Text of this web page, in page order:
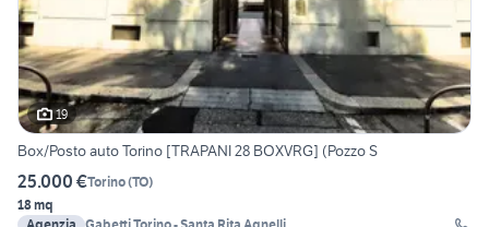
19
Box/Posto auto Torino [TRAPANI 28 BOXVRG] (Pozzo S
25.000 €Torino(TO)
18 mq